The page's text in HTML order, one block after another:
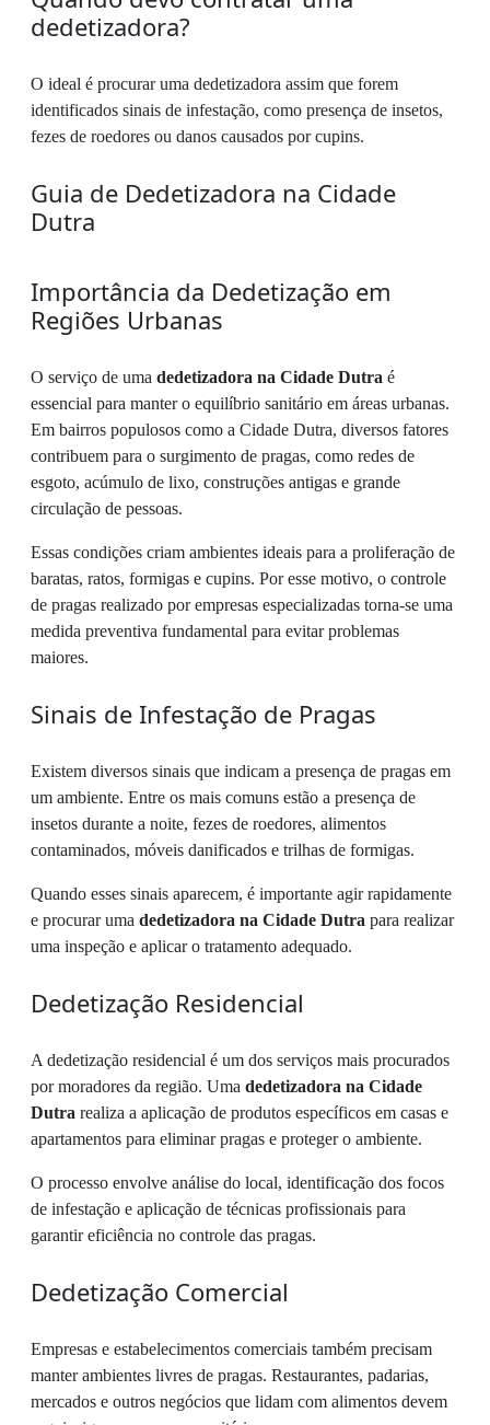
dedetizadora?
O ideal é procurar uma dedetizadora assim que forem
identificados sinais de infestação, como presença de insetos,
fezes de roedores ou danos causados por cupins.
Guia de Dedetizadora na Cidade
Dutra
Importância da Dedetização em
Regiões Urbanas
O serviço de uma dedetizadora na Cidade Dutra é
essencial para manter o equilíbrio sanitário em áreas urbanas.
Em bairros populosos como a Cidade Dutra, diversos fatores
contribuem para o surgimento de pragas, como redes de
esgoto, acúmulo de lixo, construções antigas e grande
circulação de pessoas.
Essas condições criam ambientes ideais para a proliferação de
baratas, ratos, formigas e cupins. Por esse motivo, o controle
de pragas realizado por empresas especializadas torna-se uma
medida preventiva fundamental para evitar problemas
maiores.
Sinais de Infestação de Pragas
Existem diversos sinais que indicam a presença de pragas em
um ambiente. Entre os mais comuns estão a presença de
insetos durante a noite, fezes de roedores, alimentos
contaminados, móveis danificados e trilhas de formigas.
Quando esses sinais aparecem, é importante agir rapidamente
e procurar uma dedetizadora na Cidade Dutra para realizar
uma inspeção e aplicar o tratamento adequado.
Dedetização Residencial
A dedetização residencial é um dos serviços mais procurados
por moradores da região. Uma dedetizadora na Cidade
Dutra realiza a aplicação de produtos específicos em casas e
apartamentos para eliminar pragas e proteger o ambiente.
O processo envolve análise do local, identificação dos focos
de infestação e aplicação de técnicas profissionais para
garantir eficiência no controle das pragas.
Dedetização Comercial
Empresas e estabelecimentos comerciais também precisam
manter ambientes livres de pragas. Restaurantes, padarias,
mercados e outros negócios que lidam com alimentos devem